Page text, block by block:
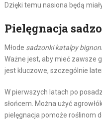
Dzięki temu nasiona będą
Pielęgnacja
Młode sadzonki katalpy
Ważne jest, aby mieć zawsze
jest kluczowe, szczególnie
W pierwszych latach po
słońcem. Można użyć
pielęgnacja pomoże roślinom